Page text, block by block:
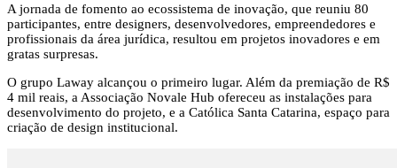
A jornada de fomento ao ecossistema de inovação, que reuniu 80
participantes, entre designers, desenvolvedores, empreendedores e
profissionais da área jurídica, resultou em projetos inovadores e em
gratas surpresas.
O grupo Laway alcançou o primeiro lugar. Além da premiação de R$
4 mil reais, a Associação Novale Hub ofereceu as instalações para
desenvolvimento do projeto, e a Católica Santa Catarina, espaço para
criação de design institucional.